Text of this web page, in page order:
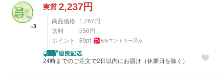
実質 2,237円
商品価格 1,767 円
送料
550 円
ポイント
80pt 5%エントリー済み
24時までのご注文で2日以内にお届け（休業日を除く）